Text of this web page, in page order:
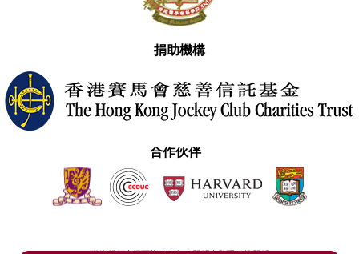
捐助機構
合作伙伴